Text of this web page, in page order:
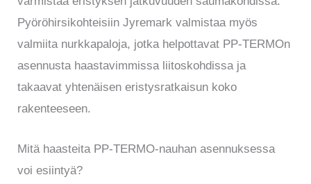
Pyöröhirsikohteisiin Jyremark valmistaa myös
valmiita nurkkapaloja, jotka helpottavat PP-TERMOn
asennusta haastavimmissa liitoskohdissa ja
takaavat yhtenäisen eristysratkaisun koko
rakenteeseen.
Mitä haasteita PP-TERMO-nauhan asennuksessa
voi esiintyä?